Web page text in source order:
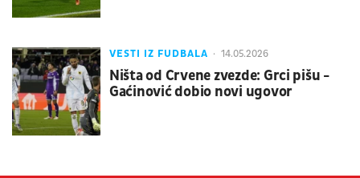
VESTI IZ FUDBALA 14.05.2026
Ništa od Crvene zvezde: Grci pišu -
Gaćinović dobio novi ugovor